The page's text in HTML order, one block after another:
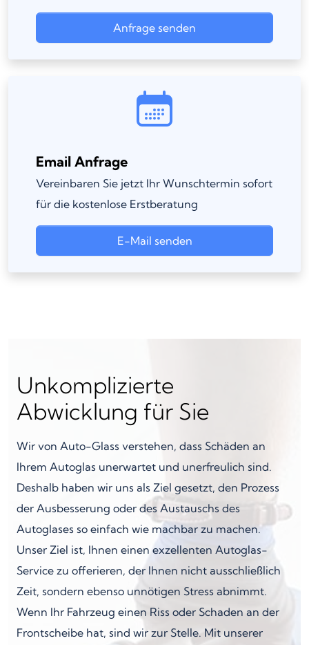
Anfrage senden
Email Anfrage
Vereinbaren Sie jetzt Ihr Wunschtermin sofort
für die kostenlose Erstberatung
E-Mail senden
Unkomplizierte
Abwicklung für Sie
Wir von Auto-Glass verstehen, dass Schäden an
Ihrem Autoglas unerwartet und unerfreulich sind.
Deshalb haben wir uns als Ziel gesetzt, den Prozess
der Ausbesserung oder des Austauschs des
Autoglases so einfach wie machbar zu machen.
Unser Ziel ist, Ihnen einen exzellenten Autoglas-
Service zu offerieren, der Ihnen nicht ausschließlich
Zeit, sondern ebenso unnötigen Stress abnimmt.
Wenn Ihr Fahrzeug einen Riss oder Schaden an der
Frontscheibe hat, sind wir zur Stelle. Mit unserer